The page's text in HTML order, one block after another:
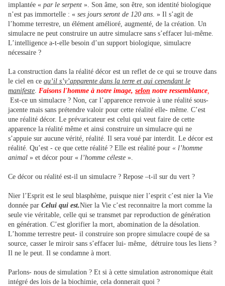
implantée « par le serpent ». Son âme, son être, son identité biologique
n’est pas immortelle : « ses jours seront de 120 ans . » Il s’agit de
l’homme terrestre, un élément amélioré, augmenté, de la création. Un
simulacre ne peut construire un autre simulacre sans s’effacer lui-même.
L’intelligence a-t-elle besoin d’un support biologique, simulacre
nécessaire ?
La construction dans la réalité décor est un reflet de ce qui se trouve dans
le ciel en ce qu’il s’y’apparente dans la terre et qui cependant le
manifeste Faisons l'homme à notre image, selon notre ressemblance
Est-ce un simulacre ? Non, car l’apparence renvoie à une réalité sous-
jacente mais sans prétendre valoir pour cette réalité elle- même. C’est
une réalité décor. Le prévaricateur est celui qui veut faire de cette
apparence la réalité même et ainsi construire un simulacre qui ne
s’appuie sur aucune vérité, réalité. Il sera voué par interdit. Le décor est
réalité. Qu’est - ce que cette réalité ? Elle est réalité pour « l’homme
animal » et décor pour « l’homme céleste ».
Ce décor ou réalité est-il un simulacre ? Repose –t-il sur du vert ?
Nier l’Esprit est le seul blasphème, puisque nier l’esprit c’est nier la Vie
donnée par Celui qui est.Nier la Vie c’est reconnaitre la mort comme la
seule vie véritable, celle qui se transmet par reproduction de génération
en génération. C’est glorifier la mort, abomination de la désolation.
L’homme terrestre peut- il construire son propre simulacre coupé de sa
source, casser le miroir sans s’effacer lui- même, détruire tous les liens ?
Il ne le peut. Il se condamne à mort.
Parlons- nous de simulation ? Et si à cette simulation astronomique était
intégré des lois de la biochimie, cela donnerait quoi ?